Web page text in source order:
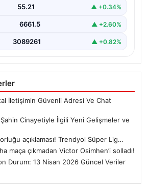
55.21 ▲ +0.34%
6661.5 ▲ +2.60%
3089261 ▲ +0.82%
İletişimin Güvenli Adresi Ve Chat
Cinayetiyle İlgili Yeni Gelişmeler ve
açıklaması! Trendyol Süper Lig…
maça çıkmadan Victor Osimhen’i solladı!
Durum: 13 Nisan 2026 Güncel Veriler